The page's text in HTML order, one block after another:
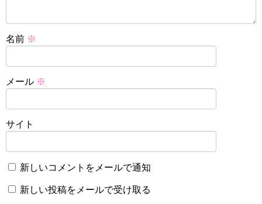
名前 ※
メール ※
サイト
新しいコメントをメールで通知
新しい投稿をメールで受け取る